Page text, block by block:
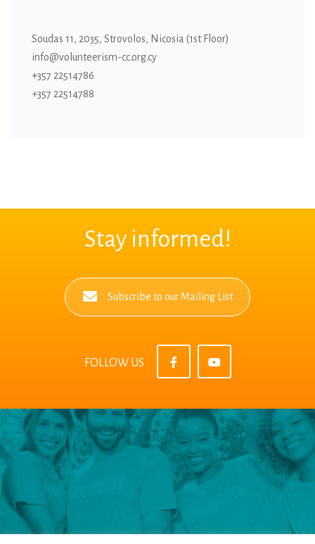
Soudas 11, 2035, Strovolos, Nicosia (1st Floor)
info@volunteerism-cc.org.cy
+357 22514786
+357 22514788
Stay informed!
Subscribe to our Mailing List
FOLLOW US